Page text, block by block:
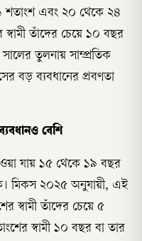
শতাংশ এবং ২০ থেকে ২৪
তাঁদের চেয়ে ১০ বছর
তুলনায় সাম্প্রতিক
বড় ব্যবধানের প্রবণতা
বেশি
যায় ১৫ থেকে ১৯ বছর
মিকস ২০২৫ অনুযায়ী, এই
স্বামী তাঁদের চেয়ে ৫
স্বামী ১০ বছর বা তার